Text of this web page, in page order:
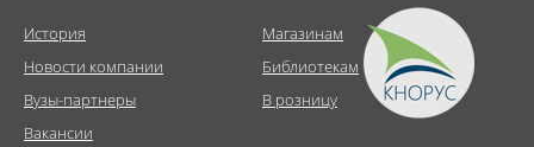
История
Новости компании
Вузы-партнеры
Вакансии
Магазинам
Библиотекам
В розницу